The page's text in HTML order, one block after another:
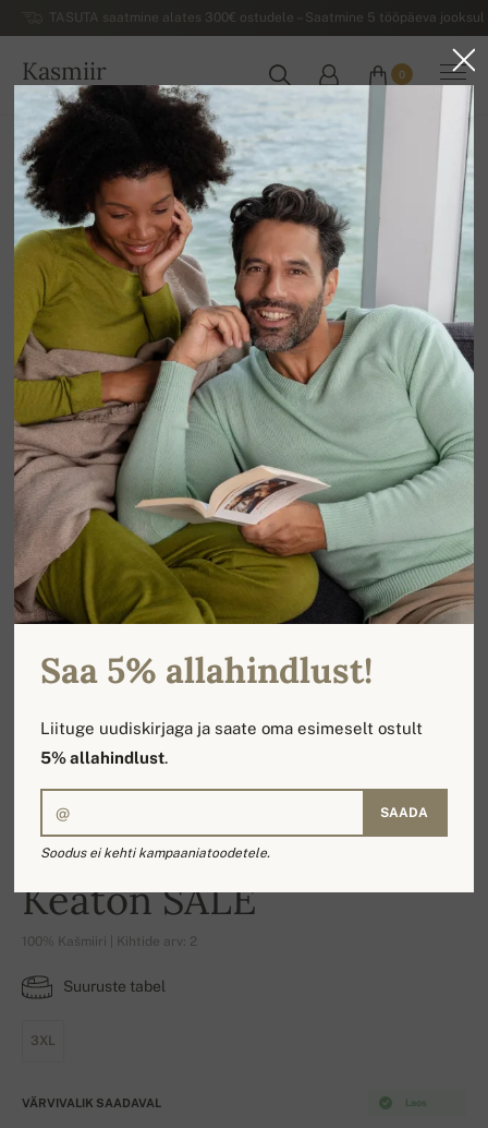
TASUTA saatmine alates 300€ ostudele – Saatmine 5 tööpäeva
Kasmiir
EESTI
0
Koju
-17%
Keaton SALE
100% Kašmiiri | Kihtide arv: 2
Suuruste tabel
3XL
Laos
VÄRVIVALIK SAADAVAL
Saa 5% allahindlust!
Liituge uudiskirjaga ja saate oma esimeselt ostult
5% allahindlust.
SAADA
Soodus ei kehti kampaaniatoodetele.